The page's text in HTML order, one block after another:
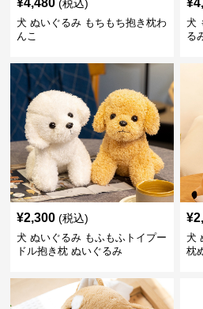
¥4,480 (税込)
犬 ぬいぐるみ もちもち抱き枕わ
んこ
¥
犬
る
¥2,300 (税込)
犬 ぬいぐるみ もふもふトイプー
ドル抱き枕 ぬいぐるみ
¥
犬
枕